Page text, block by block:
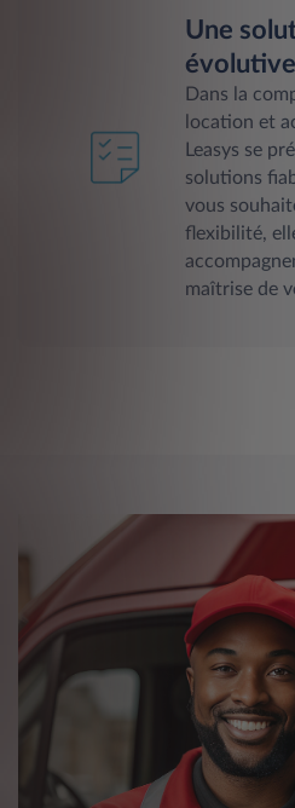
Une
évolutive
Dans la
location et
Leasys se
solutions
vous
flexibilité,
maîtrise de